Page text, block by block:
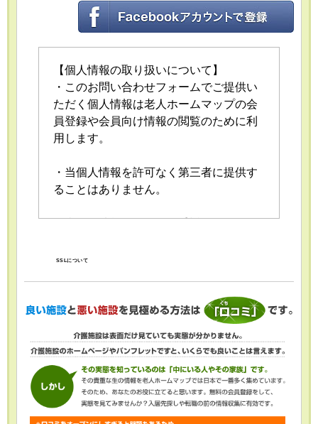
【個人情報の取り扱いについて】
・このお問い合わせフォームでご提供い
ただく個人情報は老人ホームマップの会
員登録や会員向け情報の閲覧のために利
用します。
・当個人情報を許可なく第三者に提供す
ることはありません。
おける個人情報の安全管理が図られるよ
・当個人情報の利用目的の通知、開示、
内容の訂正・追加または削除、利用の停
止・消去および第三者への提供の停止
（「開示等」といいます。）を受け付け
ております。開示等の求めは、以下の
「個人情報苦情及び相談窓口」で受け付
SSLについて